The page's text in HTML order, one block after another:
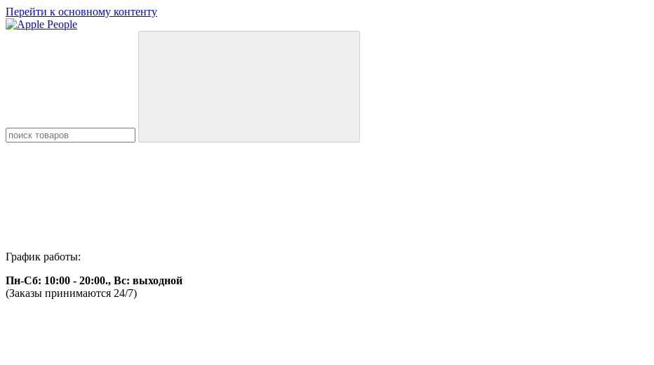
Перейти к основному контенту
График работы:
Пн-Сб: 10:00 - 20:00., Вс: выходной
(Заказы принимаются 24/7)